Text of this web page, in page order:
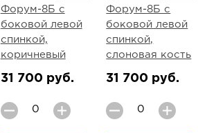
Форум-8Б с
боковой левой
спинкой,
коричневый
31 700 руб.
Форум-8Б с
боковой левой
спинкой,
слоновая кость
31 700 руб.